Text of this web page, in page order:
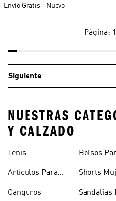
Envío Gratis
Nuevo
Página:
Siguiente
NUESTRAS
Y CALZADO
Tenis
Artículos Para
Canguros
Bolsos
Shorts
Sandalias